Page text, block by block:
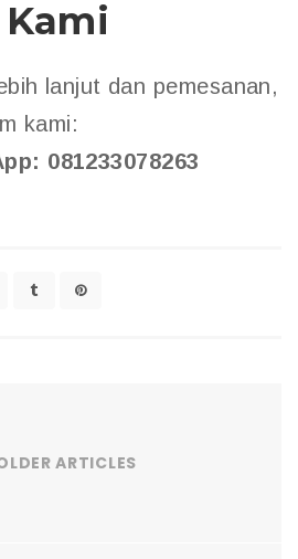
lanjut dan pemesanan,
kami:
081233078263
ARTICLES